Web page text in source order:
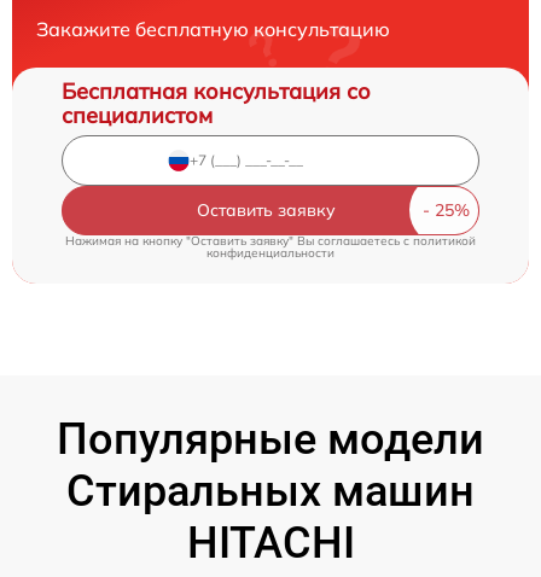
Закажите бесплатную консультацию
Бесплатная консультация со
специалистом
Оставить заявку
Нажимая на кнопку "Оставить заявку" Вы соглашаетесь cполитикой
конфиденциальности
Популярные модели
Стиральных машин
HITACHI